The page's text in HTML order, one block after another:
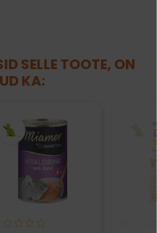
SELLE TOOTE, ON
KA: